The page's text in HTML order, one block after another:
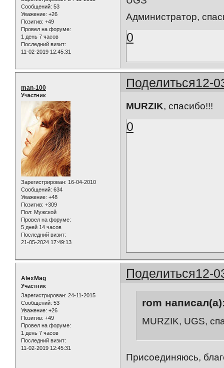
Сообщений: 53
Уважение: +26
Позитив: +49
Провел на форуме:
1 день 7 часов
Последний визит:
11-02-2019 12:45:31
Администратор,
0
Поделиться12-
man-100
Участник
Зарегистрирован: 16-04-2010
Сообщений: 634
Уважение: +48
Позитив: +309
Пол: Мужской
Провел на форуме:
5 дней 14 часов
Последний визит:
21-05-2024 17:49:13
MURZIK, спасибо!!!
0
Поделиться12-
AlexMag
Участник
Зарегистрирован: 24-11-2015
Сообщений: 53
Уважение: +26
Позитив: +49
Провел на форуме:
1 день 7 часов
Последний визит:
11-02-2019 12:45:31
rom
MURZIK, UGS,
Присоединяюсь,